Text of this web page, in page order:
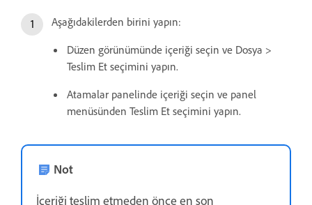
Aşağıdakilerden birini yapın:
Düzen görünümünde içeriği seçin ve Dosya >
Teslim Et seçimini yapın.
Atamalar panelinde içeriği seçin ve panel
menüsünden Teslim Et seçimini yapın.
Not
İçeriği teslim etmeden önce en son